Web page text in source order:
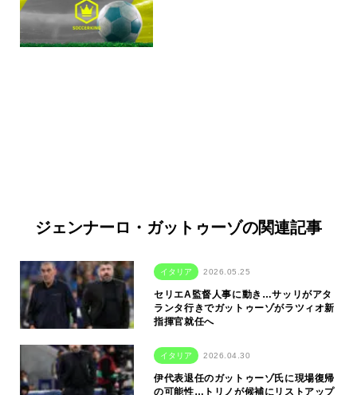
ジェンナーロ・ガットゥーゾの関連記事
イタリア 2026.05.25
セリエA監督人事に動き…サッリがアタ
ランタ行きでガットゥーゾがラツィオ新
指揮官就任へ
イタリア 2026.04.30
伊代表退任のガットゥーゾ氏に現場復帰
の可能性…トリノが候補にリストアップ